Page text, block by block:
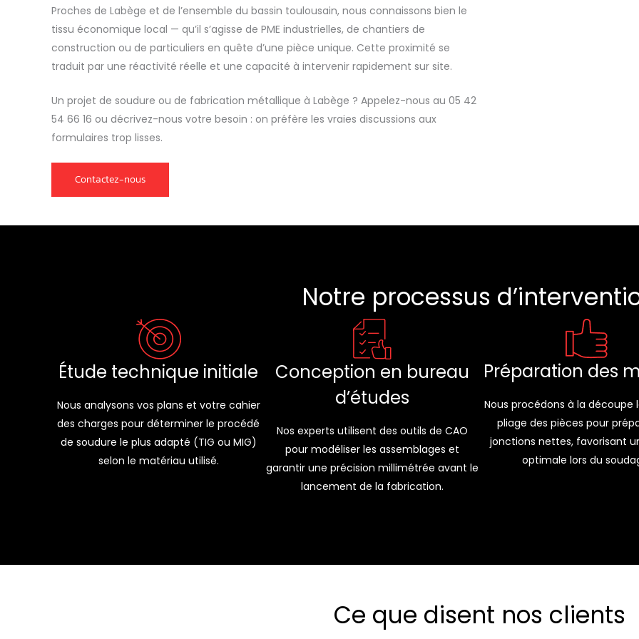
Proches de Labège et de l’ensemble du bassin toulousain, nous connaissons bien le
tissu économique local — qu’il s’agisse de PME industrielles, de chantiers de
construction ou de particuliers en quête d’une pièce unique. Cette proximité se
traduit par une réactivité réelle et une capacité à intervenir rapidement sur site.
Un projet de soudure ou de fabrication métallique à Labège ? Appelez-nous au 05 42
54 66 16 ou décrivez-nous votre besoin : on préfère les vraies discussions aux
formulaires trop lisses.
Contactez-nous
Notre processus
Étude technique initiale
Nous analysons vos plans et votre cahier
des charges pour déterminer le procédé
de soudure le plus adapté (TIG ou MIG)
selon le matériau utilisé.
Conception en bureau
d’études
Nos experts utilisent des outils de CAO
pour modéliser les assemblages et
garantir une précision millimétrée avant le
lancement de la fabrication.
Préparation des
Nous procédons à la découpe
pliage des pièces pour
jonctions nettes, favorisant
optimale lors du
Ce que disent nos clients